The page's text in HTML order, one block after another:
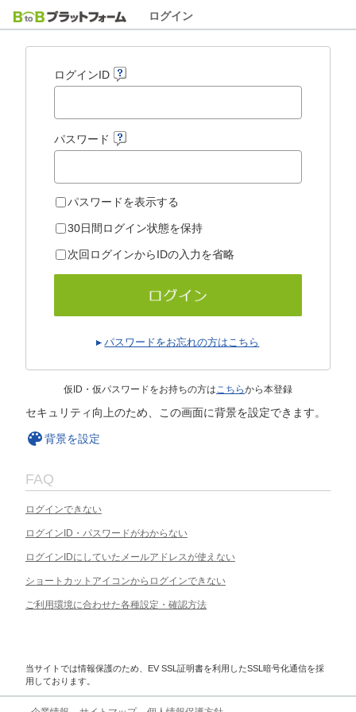
ログイン
ログインID
パスワード
パスワードを表示する
30日間ログイン状態を保持
次回ログインからIDの入力を省略
パスワードをお忘れの方はこちら
仮ID・仮パスワードをお持ちの方はこちらから本登録
セキュリティ向上のため、この画面に背景を設定できます。
背景を設定
FAQ
ログインできない
ログインID・パスワードがわからない
ログインIDにしていたメールアドレスが使えない
ショートカットアイコンからログインできない
ご利用環境に合わせた各種設定・確認方法
当サイトでは情報保護のため、EV SSL証明書を利用したSSL暗号化通信を採
用しております。